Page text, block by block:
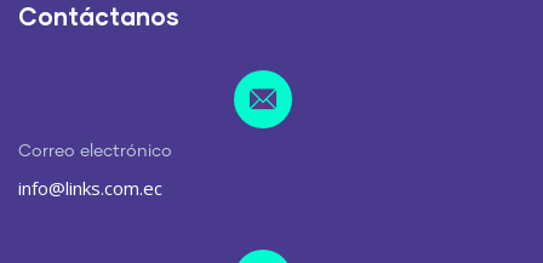
Contáctanos
Correo electrónico
info@links.com.ec